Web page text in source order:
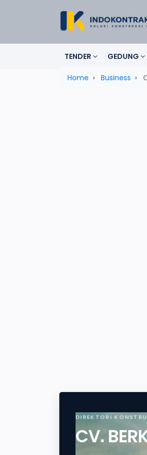
TENDER GEDUNG
Home Business
DIREKTORI
CV.